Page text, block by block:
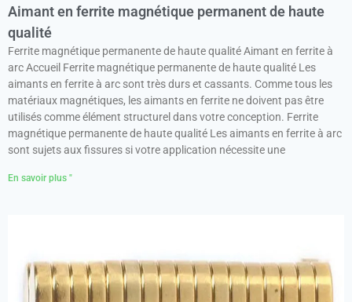
Aimant en ferrite magnétique permanent de haute
qualité
Ferrite magnétique permanente de haute qualité Aimant en ferrite à
arc Accueil Ferrite magnétique permanente de haute qualité Les
aimants en ferrite à arc sont très durs et cassants. Comme tous les
matériaux magnétiques, les aimants en ferrite ne doivent pas être
utilisés comme élément structurel dans votre conception. Ferrite
magnétique permanente de haute qualité Les aimants en ferrite à arc
sont sujets aux fissures si votre application nécessite une
En savoir plus "